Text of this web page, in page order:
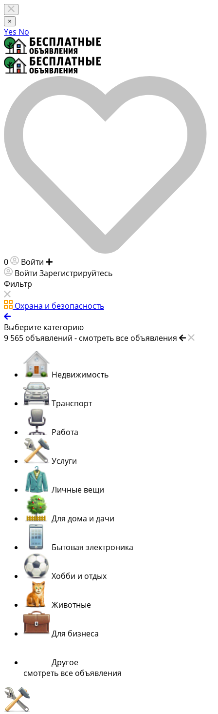
×
Yes No
0 Войти
Войти Зарегистрируйтесь
Фильтр
Охрана и безопасность
Выберите категорию
9 565 объявлений - смотреть все объявления
Недвижимость
Транспорт
Работа
Услуги
Личные вещи
Для дома и дачи
Бытовая электроника
Хобби и отдых
Животные
Для бизнеса
Другое
смотреть все объявления